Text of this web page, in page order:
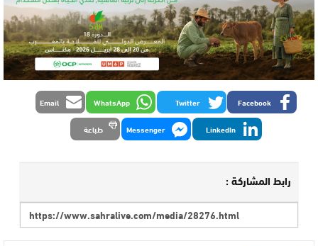
Facebook
Twitter
WhatsApp
Email
LinkedIn
Messenger طباعة
رابط المشاركة :